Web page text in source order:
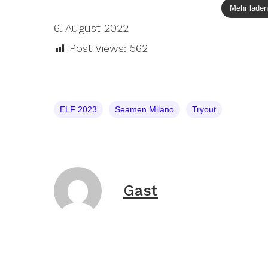
Mehr
6. August 2022
Post Views: 562
ELF 2023 Seamen Milano Tryout
Gast